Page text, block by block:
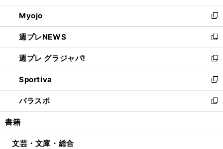
開
く
ウ
で
開
く
ン
ド
ウ
で
開
く
ウ
ィ
ン
ド
ウ
で
開
く
Myojo
新
し
い
ウ
ィ
ン
ド
ウ
で
開
週プレNEWS
新
し
い
ウ
ィ
ン
ド
ウ
開
週プレ グラジャパ!
新
し
い
ウ
ィ
ン
ウ
Sportiva
新
し
い
ウ
ン
パラスポ
新
し
ウ
書籍
文芸・文庫・総合